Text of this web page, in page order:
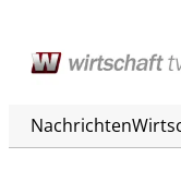
Nachrichten